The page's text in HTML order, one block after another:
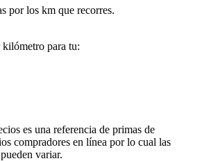
por los km que recorres.
kilómetro para tu:
es una referencia de primas de
compradores en línea por lo cual las
variar.